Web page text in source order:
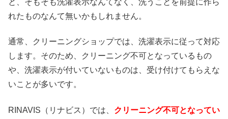
れたものなんて無いかもしれません。
通常、クリーニングショップでは、洗濯表示に従って対応
します。そのため、クリーニング不可となっているもの
や、洗濯表示が付いていないものは、受け付けてもらえな
いことが多いです。
RINAVIS（リナビス）では、 クリーニング不可となってい